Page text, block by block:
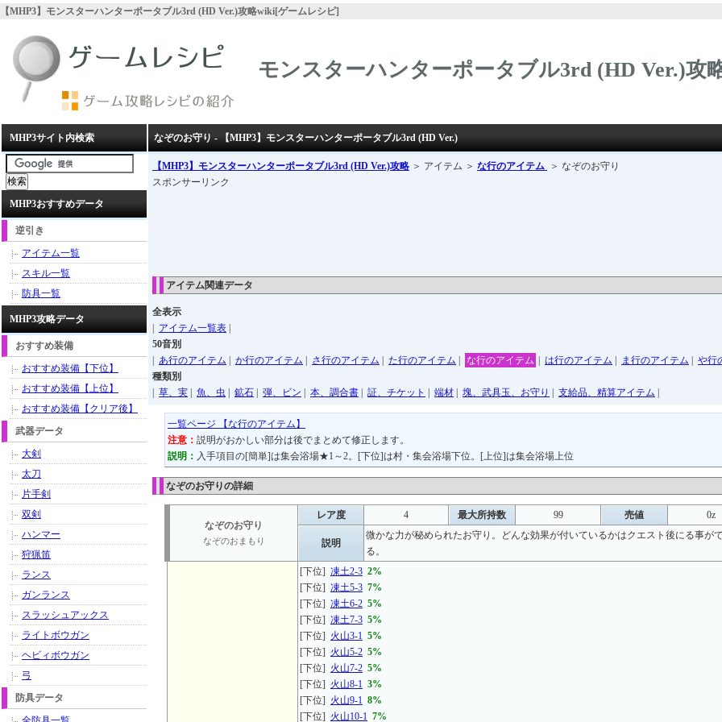
【MHP3】モンスターハンターポータブル3rd (HD Ver.)攻略wiki[ゲームレシピ]
モンスターハンターポータブル3rd (HD Ver.)攻
なぞのお守り - 【MHP3】モンスターハンターポータブル3rd (HD Ver.)
【MHP3】モンスターハンターポータブル3rd (HD Ver.)攻略 ＞ アイテム ＞ な行のアイテム
＞ なぞのお守り
スポンサーリンク
アイテム関連データ
全表示
アイテム一覧表
50音別
あ行のアイテム か行のアイテム さ行のアイテム た行のアイテム な行のアイテム は行のアイテム ま行のアイテム
や行
種類別
草、実 魚、虫 鉱石 弾、ビン 本、調合書 証、チケット 端材 塊、武具玉、お守り 支給品、精算アイテム
一覧ページ 【な行のアイテム】
注意： 説明がおかしい部分は後でまとめて修正します。
説明： 入手項目の[簡単]は集会浴場★1～2。[下位]は村・集会浴場下位。[上位]は集会浴場上位
なぞのお守りの詳細
なぞのお守り
なぞのおまもり
レア度 4 最大所持数 99 売値 0z
説明
微かな力が秘められたお守り。どんな効果が付いているかはクエスト後にる事が
る。
[下位] 凍土2-3 2%
[下位] 凍土5-3 7%
[下位] 凍土6-2 5%
[下位] 凍土7-3 5%
[下位] 火山3-1 5%
[下位] 火山5-2 5%
[下位] 火山7-2 5%
[下位] 火山8-1 3%
[下位] 火山9-1 8%
[下位] 火山10-1 7%
MHP3サイト内検索
MHP3おすすめデータ
逆引き
アイテム一覧
スキル一覧
防具一覧
MHP3攻略データ
おすすめ装備
おすすめ装備【下位】
おすすめ装備【上位】
おすすめ装備【クリア後】
武器データ
大剣
太刀
片手剣
双剣
ハンマー
狩猟笛
ランス
ガンランス
スラッシュアックス
ライトボウガン
ヘビィボウガン
弓
防具データ